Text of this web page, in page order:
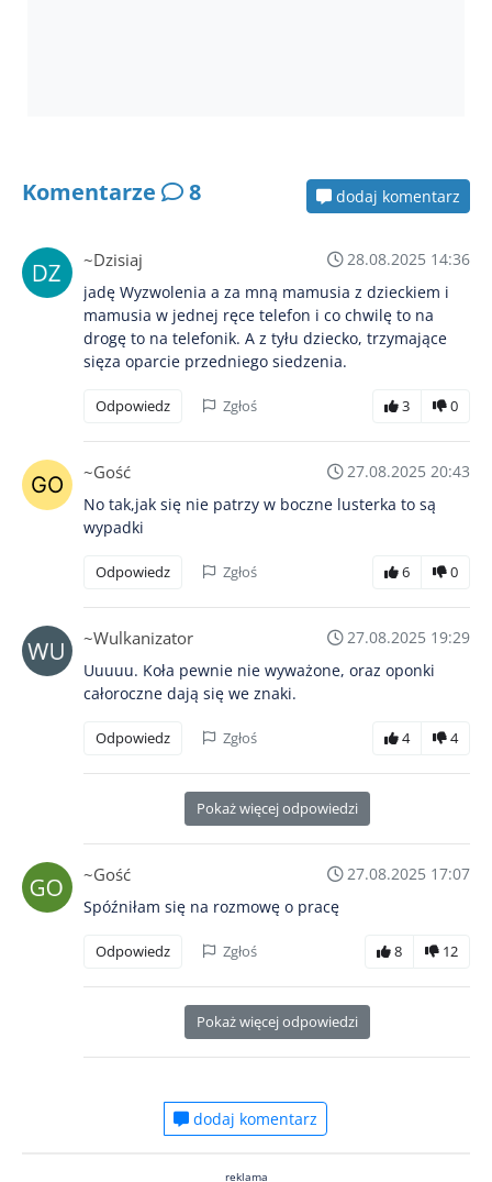
Komentarze 8 dodaj komentarz
~Dzisiaj
28.08.2025 14:36
jadę Wyzwolenia a za mną mamusia z dzieckiem i
mamusia w jednej ręce telefon i co chwilę to na
drogę to na telefonik. A z tyłu dziecko, trzymające
sięza oparcie przedniego siedzenia.
Odpowiedz Zgłoś 3 0
~Gość
27.08.2025 20:43
No tak,jak się nie patrzy w boczne lusterka to są
wypadki
Odpowiedz Zgłoś 6 0
~Wulkanizator
27.08.2025 19:29
Uuuuu. Koła pewnie nie wyważone, oraz oponki
całoroczne dają się we znaki.
Odpowiedz Zgłoś 4 4
Pokaż więcej odpowiedzi
~Gość
27.08.2025 17:07
Spóźniłam się na rozmowę o pracę
Odpowiedz Zgłoś 8 12
Pokaż więcej odpowiedzi
dodaj komentarz
reklama